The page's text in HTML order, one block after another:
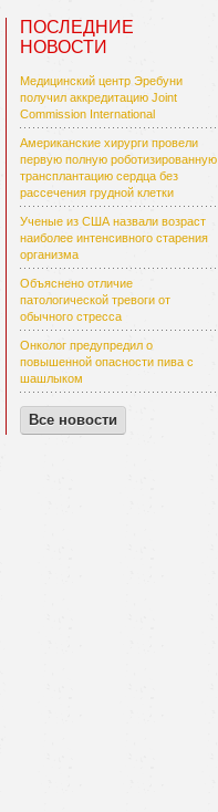
ПОСЛЕДНИЕ
НОВОСТИ
Медицинский центр Эребуни
получил аккредитацию Joint
Commission International
Американские хирурги провели
первую полную роботизированную
трансплантацию сердца без
рассечения грудной клетки
Ученые из США назвали возраст
наиболее интенсивного старения
организма
Объяснено отличие
патологической тревоги от
обычного стресса
Онколог предупредил о
повышенной опасности пива с
шашлыком
Все новости